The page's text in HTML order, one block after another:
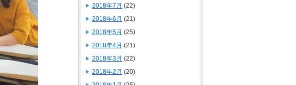
2018年7月 (22)
2018年6月 (21)
2018年5月 (25)
2018年4月 (21)
2018年3月 (22)
2018年2月 (20)